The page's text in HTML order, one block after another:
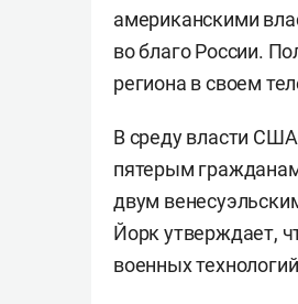
американскими
во благо России.
региона в своем
В среду власти США
пятерым
двум
Йорк утверждает,
военных